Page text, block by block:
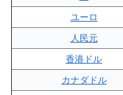
ユーロ
人民元
香港ドル
カナダドル